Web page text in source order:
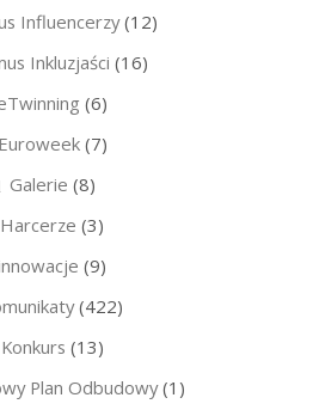
Influencerzy(12)
Inkluzjaści (16)
(6)
Euroweek(7)
Galerie (8)
Harcerze (3)
(9)
(422)
Konkurs (13)
Plan Odbudowy(1)